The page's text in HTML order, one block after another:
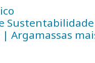
Sustentabilidade
| Argamassas